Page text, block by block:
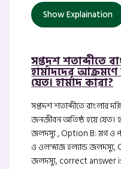
Show Explaination
সপ্তদশ শতাব্দীতে
হার্মাদদের
যেত। হার্মাদ কারা?
সপ্তদশ শতাব্দীতে বাংলার
জনজীবন অতিষ্ঠ হয়ে যেত।
জলদস্যু , Option B: মগ ও
ও ওলন্দাজ হল্যান্ড জলদস্যু,
জলদস্যু, correct answer